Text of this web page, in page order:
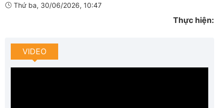
Thứ ba, 30/06/2026, 10:47
Thực hiện:
VIDEO